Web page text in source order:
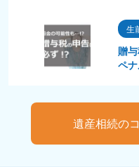
生
贈
ペ
遺産相続の